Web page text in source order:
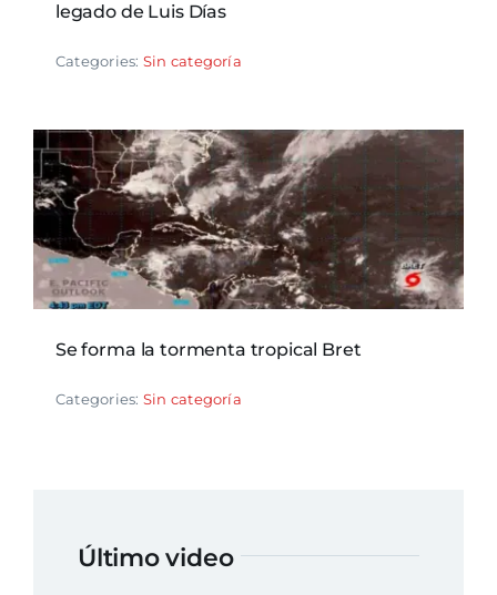
legado de Luis Días
Categories: Sin categoría
Se forma la tormenta tropical Bret
Categories: Sin categoría
Último video